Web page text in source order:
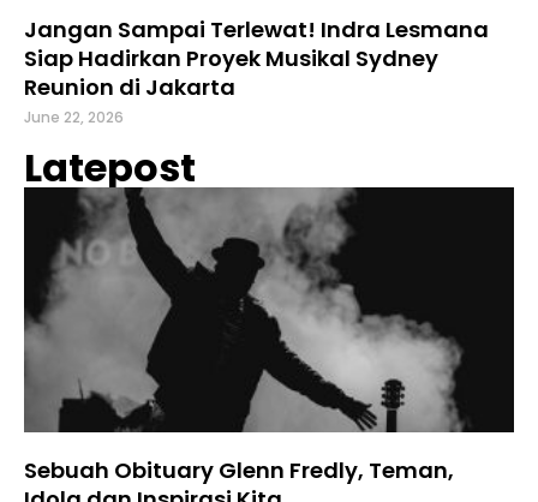
Jangan Sampai Terlewat! Indra Lesmana
Siap Hadirkan Proyek Musikal Sydney
Reunion di Jakarta
June 22, 2026
Latepost
Sebuah Obituary Glenn Fredly, Teman,